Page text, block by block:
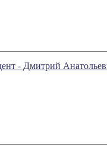
- Дмитрий